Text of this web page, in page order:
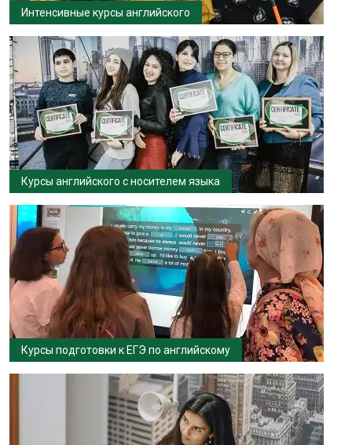
Интенсивные курсы английского
Курсы английского с носителем языка
Курсы подготовки к ЕГЭ по английскому